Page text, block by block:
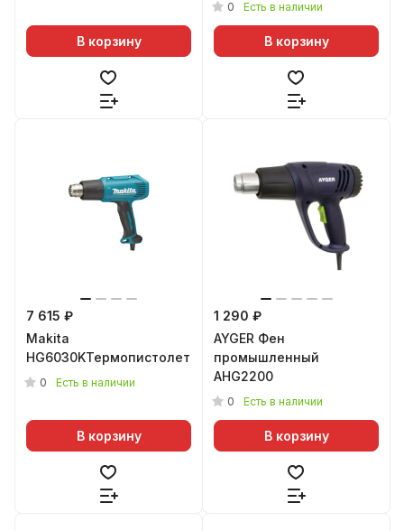
В корзину
0 Есть в наличии
В корзину
7 615 ₽
Makita
HG6030KТермопистолет
0 Есть в наличии
В корзину
1 290 ₽
AYGER Фен
промышленный
AHG2200
0 Есть в наличии
В корзину